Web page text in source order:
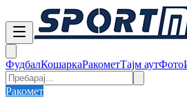
ФудбалКошаркаРакометТајм аутФото
Ракомет